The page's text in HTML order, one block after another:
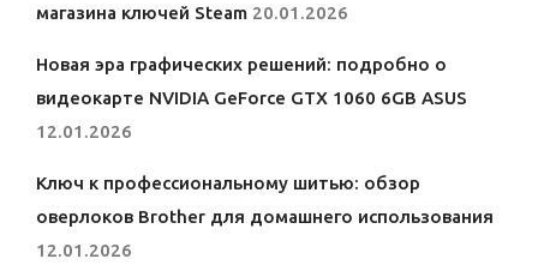
магазина ключей Steam 20.01.2026
Новая эра графических решений: подробно о
видеокарте NVIDIA GeForce GTX 1060 6GB ASUS
12.01.2026
Ключ к профессиональному шитью: обзор
оверлоков Brother для домашнего использования
12.01.2026